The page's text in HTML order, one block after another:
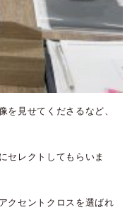
を見せてくださるなど、
セレクトしてもらいま
クセントクロスを選ばれ